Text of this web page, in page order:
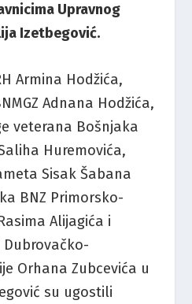
Upravnog
Izetbegović.
Armina Hodžića,
Adnana Hodžića,
veterana Bošnjaka
Huremovića,
Sisak Šabana
BNZ Primorsko-
Alijagića i
Dubrovačko-
Orhana Zubcevića u
su ugostili